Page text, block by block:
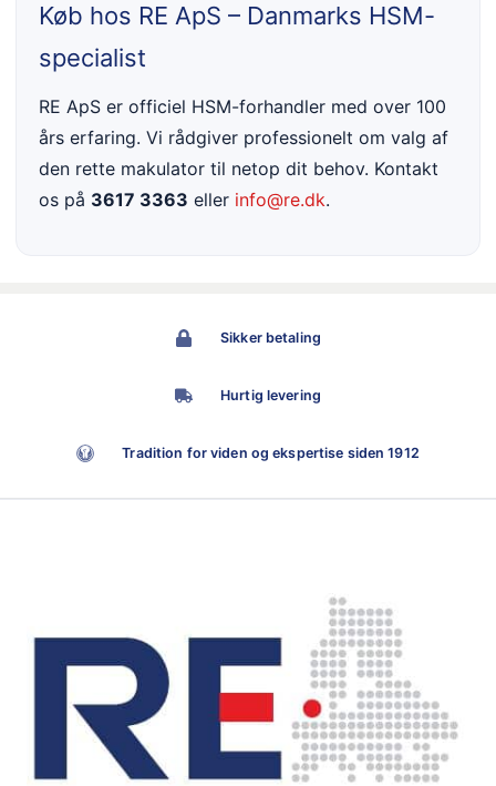
Køb hos RE ApS – Danmarks HSM-
specialist
RE ApS er officiel HSM-forhandler med over 100
års erfaring. Vi rådgiver professionelt om valg af
den rette makulator til netop dit behov. Kontakt
os på 3617 3363 eller info@re.dk.
Sikker betaling
Hurtig levering
Tradition for viden og ekspertise siden 1912